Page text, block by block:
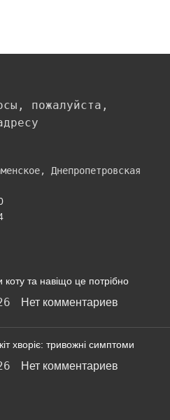
пожалуйста,
Днепропетровская
коту та навіщо це потрібно
Нет комментариев
хворіє: тривожні симптоми
Нет комментариев